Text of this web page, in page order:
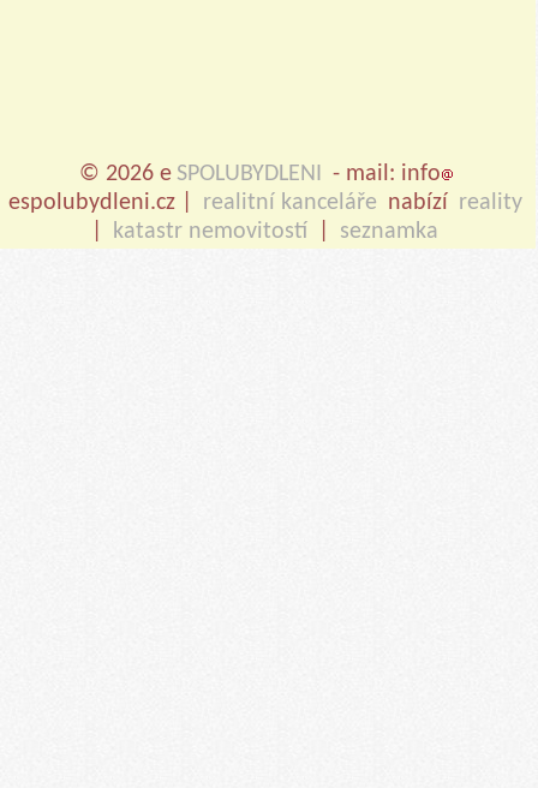
© 2026 e SPOLUBYDLENI - mail: info
espolubydleni.cz |
realitní kanceláře nabízí reality
katastr nemovitostí seznamka